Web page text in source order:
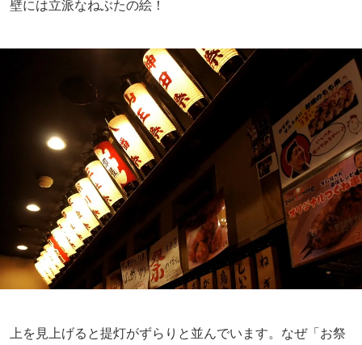
壁には立派なねぶたの絵！
上を見上げると提灯がずらりと並んでいます。なぜ「お祭